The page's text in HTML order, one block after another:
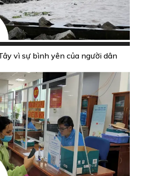
vì sự bình yên của người dân